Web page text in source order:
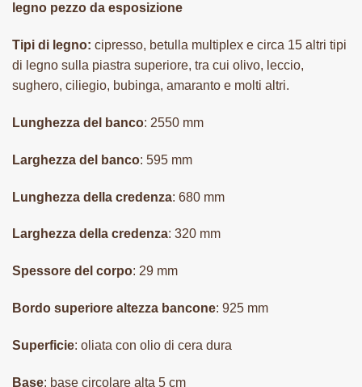
legno pezzo da esposizione
Tipi di legno: cipresso, betulla multiplex e circa 15 altri tipi
di legno sulla piastra superiore, tra cui olivo, leccio,
sughero, ciliegio, bubinga, amaranto e molti altri.
Lunghezza del banco: 2550 mm
Larghezza del banco: 595 mm
Lunghezza della credenza: 680 mm
Larghezza della credenza: 320 mm
Spessore del corpo: 29 mm
Bordo superiore altezza bancone: 925 mm
Superficie: oliata con olio di cera dura
Base: base circolare alta 5 cm